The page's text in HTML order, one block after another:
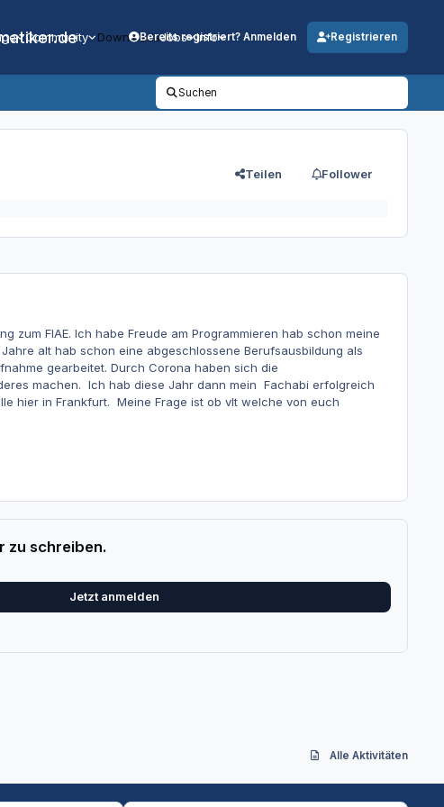
Community DownloadsJobs Info
Bereits registriert? Anmelden Registrieren
Suchen
Teilen Follower
zum FIAE. Ich habe Freude am Programmieren hab schon meine
alt hab schon eine abgeschlossene Berufsausbildung als
gearbeitet. Durch Corona haben sich die
machen. Ich hab diese Jahr dann mein Fachabi erfolgreich
hier in Frankfurt. Meine Frage ist ob vlt welche von euch
zu schreiben.
Jetzt anmelden
Alle Aktivitäten